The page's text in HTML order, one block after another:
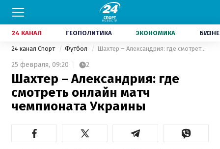
24 КАНАЛ ГЕОПОЛИТИКА ЭКОНОМИКА
24 канал Спорт Футбол Шахтер – Александрия: где смотреть онлайн матч чемпионата Украины
25 февраля, 09:20 2
Шахтер – Александрия: где
смотреть онлайн матч
чемпионата Украины